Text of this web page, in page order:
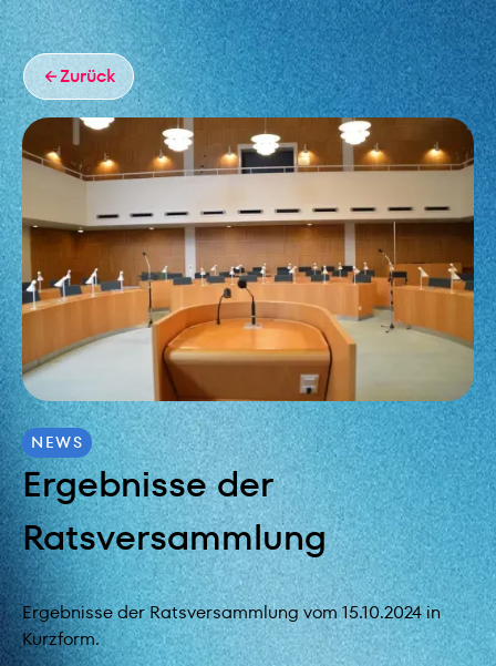
NEWS
Ergebnisse der
Ratsversammlung
Ergebnisse der Ratsversammlung vom 15.10.2024 in
Kurzform.
Zurück